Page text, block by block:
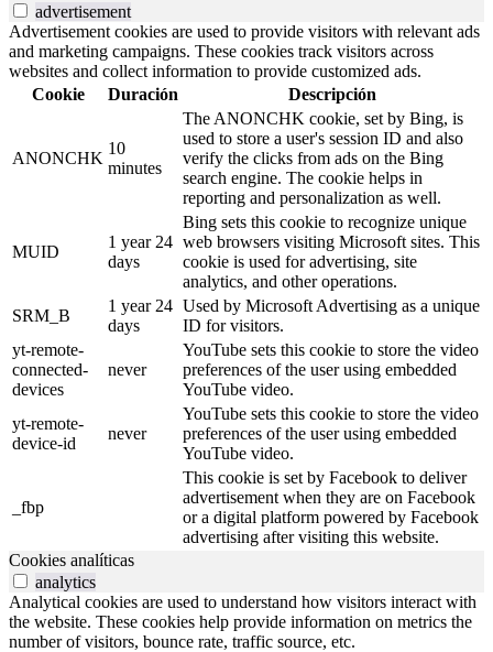
advertisement
Advertisement cookies are used to provide visitors with relevant ads
and marketing campaigns. These cookies track visitors across
websites and collect information to provide customized ads.
Cookie
Duración Descripción
ANONCHK
10
minutes
The ANONCHK cookie, set by Bing, is
used to store a user's session ID and also
verify the clicks from ads on the Bing
search engine. The cookie helps in
reporting and personalization as well.
MUID
1 year 24
days
Bing sets this cookie to recognize unique
web browsers visiting Microsoft sites. This
cookie is used for advertising, site
analytics, and other operations.
SRM_B
1 year 24
days
Used by Microsoft Advertising as a unique
ID for visitors.
yt-remote-
connected-
devices
never
YouTube sets this cookie to store the video
preferences of the user using embedded
YouTube video.
yt-remote-
device-id
never
YouTube sets this cookie to store the video
preferences of the user using embedded
YouTube video.
_fbp
This cookie is set by Facebook to deliver
advertisement when they are on Facebook
or a digital platform powered by Facebook
advertising after visiting this website.
Cookies analíticas
analytics
Analytical cookies are used to understand how visitors interact with
the website. These cookies help provide information on metrics the
number of visitors, bounce rate, traffic source, etc.